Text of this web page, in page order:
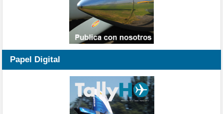
Papel Digital